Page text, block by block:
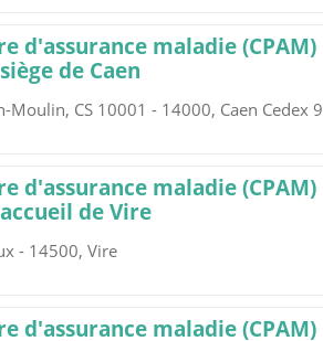
d'assurance maladie (CPAM)
de Caen
Moulin, CS 10001 - 14000, Caen Cedex 9
d'assurance maladie (CPAM)
de Vire
- 14500, Vire
d'assurance maladie (CPAM)